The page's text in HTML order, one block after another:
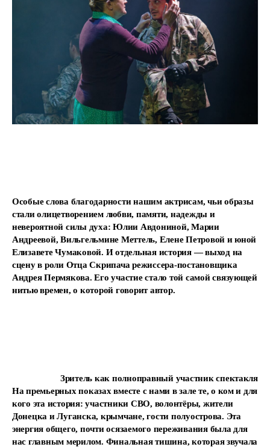
Особые слова благодарности нашим актрисам, чьи образы
стали олицетворением любви, памяти, надежды и
невероятной силы духа: Юлии Авдониной, Марии
Андреевой, Вильгельмине Меттель, Елене Петровой и юной
Елизавете Чумаковой. И отдельная история — выход на
сцену в роли Отца Скрипача режиссера-постановщика
Андрея Пермякова. Его участие стало той самой связующей
нитью времен, о которой говорит автор.
Зритель как полноправный участник спектакля
На премьерных показах вместе с нами в зале те, о ком и для
кого эта история: участники СВО, волонтёры, жители
Донецка и Луганска, крымчане, гости полуострова. Эта
энергия общего, почти осязаемого переживания была для
нас главным мерилом. Финальная тишина, которая звучала